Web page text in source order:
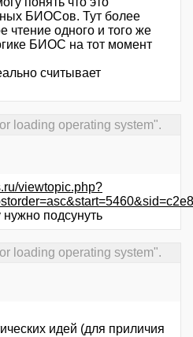
БИОСов. Тут более
чтение одного и того же
БИОС на тот момент
считывает
loading operating system".
viewtopic.php?
нужно подсунуть
loading operating system".
идей (для приличия